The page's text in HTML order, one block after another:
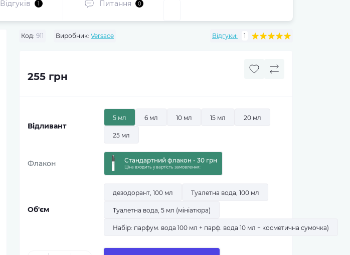
Відгуків 1 Питання 0
Код: 911 Виробник: Versace Відгуки: 1
255 грн
Відливант
5 мл 6 мл 10 мл 15 мл 20 мл
25 мл
Флакон Стандартний флакон - 30 грн
Ціна входить у вартість замовлення:
Об'єм
дезодорант, 100 мл Туалетна вода, 100 мл
Туалетна вода, 5 мл (мініатюра)
Набір: парфум. вода 100 мл + парф. вода 10 мл + косметична сумочка)